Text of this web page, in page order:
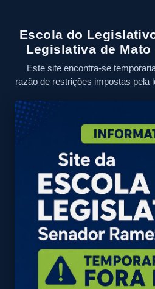
Escola do
Legislativa de
Este site encontra-se
razão de restrições impostas pela